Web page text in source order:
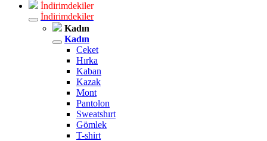
İndirimdekiler
İndirimdekiler
Kadın
Kadın
Ceket
Hırka
Kaban
Kazak
Mont
Pantolon
Sweatshırt
Gömlek
T-shirt